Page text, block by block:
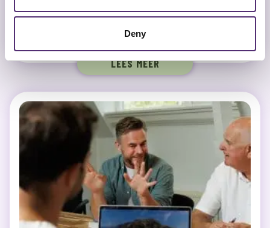
Deny
Werken met een overprikkeld brein:
tips en oefeningen
LEES MEER